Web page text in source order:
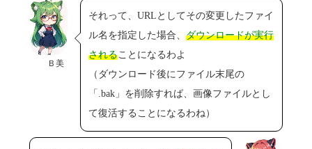
Ｂ美
それって、URLとしてその変更したファイ
ル名を指定した場合、 ダウンロードが実行
されることになるわよ
（ダウンロード後にファイル末尾の
「.bak」を削除すれば、画像ファイルとし
て復活することになるわね）